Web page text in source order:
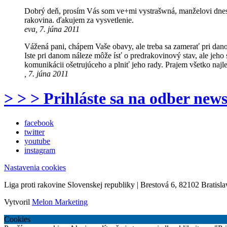
Dobrý deň, prosím Vás som ve+mi vystrašwná, manželovi
rakovina. ďakujem za vysvetlenie.
eva, 7. júna 2011
Vážená pani, chápem Vaše obavy, ale treba sa zamerať pri
Iste pri danom náleze môže ísť o predrakovinový stav, ale
komunikácii ošetrujúceho a plniť jeho rady. Prajem všetko
, 7. júna 2011
> > > Prihláste sa na odber
facebook
twitter
youtube
instagram
Nastavenia cookies
Liga proti rakovine Slovenskej republiky | Brestová 6, 82102
Vytvoril Melon Marketing
Cookies